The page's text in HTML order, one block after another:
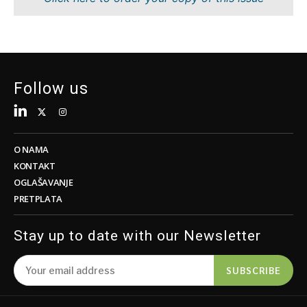
Održivost
Tehnologija
Telekom
Transport
Trgovina
Insights
Intervju
Analiza
Održivost
Turizam
Trgovina
Insights
Intervju
Mišljenje
Svet
Analiza
Discover
Follow us
O NAMA
KONTAKT
OGLAŠAVANJE
PRETPLATA
Stay up to date with our Newsletter
SUBSCRIBE